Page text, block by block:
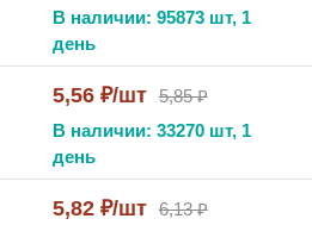
В наличии: 95873 шт, 1
день
5,56 ₽/шт 5,85 ₽
В наличии: 33270 шт, 1
день
5,82 ₽/шт 6,13 ₽